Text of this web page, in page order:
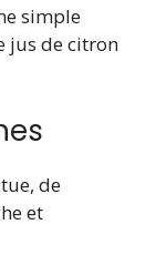
simple
jus de citron
de
et